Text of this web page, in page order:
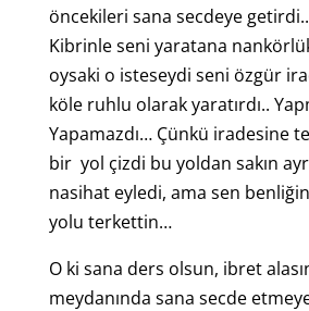
öncekileri sana secdeye
Kibrinle seni yaratana
oysaki o isteseydi seni özgür
köle ruhlu olarak yaratırdı..
Yapamazdı… Çünkü iradesine
bir yol çizdi bu yoldan sakın
nasihat eyledi, ama sen
yolu terkettin…
O ki sana ders olsun, ibret
meydanında sana secde